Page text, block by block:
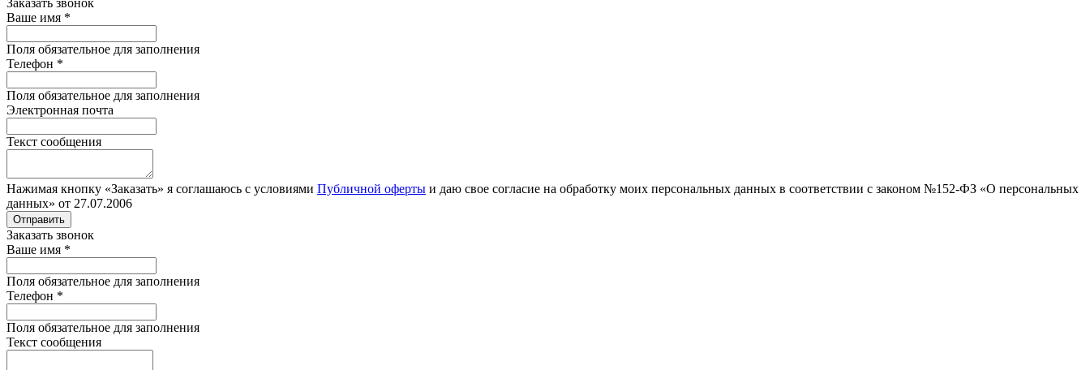
Ваше имя *
Поля обязательное для заполнения
Телефон *
Поля обязательное для заполнения
Электронная почта
Текст сообщения
Нажимая кнопку «Заказать» я соглашаюсь с условиями Публичной оферты и даю свое согласие на обработку моих персональных данных в соответствии с законом №152-ФЗ «О персональных
данных» от 27.07.2006
Отправить
Заказать звонок
Ваше имя *
Поля обязательное для заполнения
Телефон *
Поля обязательное для заполнения
Текст сообщения